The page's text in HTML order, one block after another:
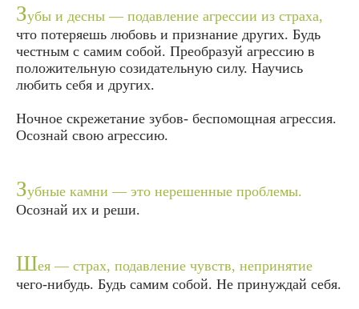
Зубы и десны — подавление агрессии из страха,
что потеряешь любовь и признание других. Будь
честным с самим собой. Преобразуй агрессию в
положительную созидательную силу. Научись
любить себя и других.
Ночное скрежетание зубов- беспомощная агрессия.
Осознай свою агрессию.
Зубные камни — это нерешенные проблемы.
Осознай их и реши.
Шея — страх, подавление чувств, непринятие
чего-нибудь. Будь самим собой. Не принуждай себя.